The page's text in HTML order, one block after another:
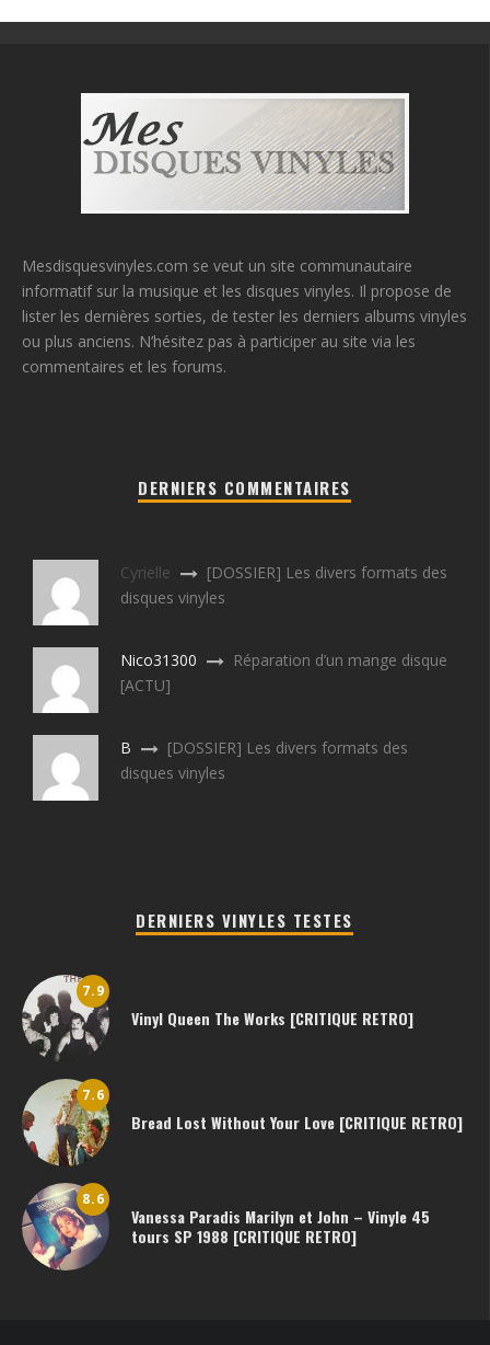
Mesdisquesvinyles.com se veut un site communautaire
informatif sur la musique et les disques vinyles. Il propose de
lister les dernières sorties, de tester les derniers albums vinyles
ou plus anciens. N’hésitez pas à participer au site via les
commentaires et les forums.
DERNIERS COMMENTAIRES
Cyrielle
[DOSSIER] Les divers formats des
disques vinyles
Nico31300
Réparation d’un mange disque
[ACTU]
B
[DOSSIER] Les divers formats des
disques vinyles
DERNIERS VINYLES TESTES
7.9
Vinyl Queen The Works [CRITIQUE RETRO]
7.6
Bread Lost Without Your Love [CRITIQUE RETRO]
8.6
Vanessa Paradis Marilyn et John – Vinyle 45
tours SP 1988 [CRITIQUE RETRO]